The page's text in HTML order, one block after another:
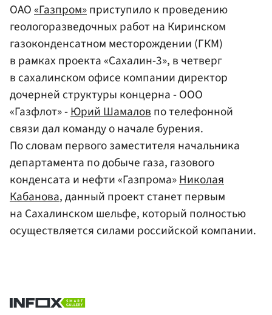
ОАО«Газпром»приступило к проведению
геологоразведочных работ на Киринском
газоконденсатном месторождении (ГКМ)
в рамках проекта «Сахалин-3», в четверг
в сахалинском офисе компании директор
дочерней структуры концерна - ООО
«Газфлот» -Юрий Шамаловпо телефонной
связи дал команду о начале бурения.
По словам первого заместителя начальника
департамента по добыче газа, газового
конденсата и нефти «Газпрома»Николая
Кабанова, данный проект станет первым
на Сахалинском шельфе, который полностью
осуществляется силами российской компании.